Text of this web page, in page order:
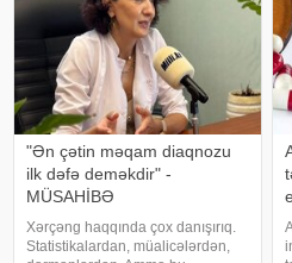
"Ən çətin məqam diaqnozu
ilk dəfə deməkdir" -
MÜSAHİBƏ
Xərçəng haqqında çox danışırıq.
Statistikalardan, müalicələrdən,